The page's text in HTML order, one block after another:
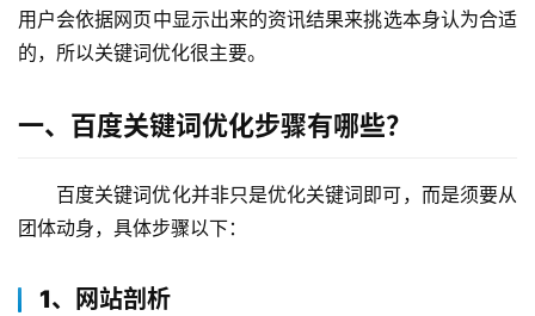
用户会依据网页中显示出来的资讯结果来挑选本身认为合适
的，所以关键词优化很主要。
一、百度关键词优化步骤有哪些？
百度关键词优化并非只是优化关键词即可，而是须要从
团体动身，具体步骤以下：
1、网站剖析